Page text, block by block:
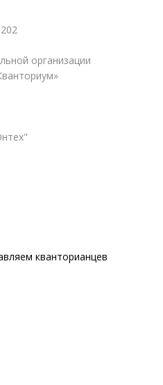
организации
кванторианцев